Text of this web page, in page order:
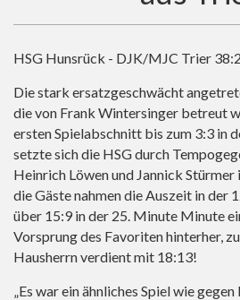
HSG Hunsrück - DJK/MJC Trier
Die stark ersatzgeschwächt
die von Frank Wintersinger betreut
ersten Spielabschnitt bis zum 3:3 in
setzte sich die HSG durch
Heinrich Löwen und Jannick Stürmer
die Gäste nahmen die Auszeit in der
über 15:9 in der 25. Minute Minute
Vorsprung des Favoriten hinterher,
Hausherrn verdient mit 18:13!
„Es war ein ähnliches Spiel wie